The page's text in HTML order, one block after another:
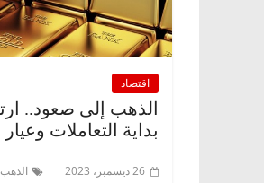
اقتصاد
بداية التعاملات وعيار 21 يصل إلى 3200 جنيه
26 ديسمبر، 2023 الذهب